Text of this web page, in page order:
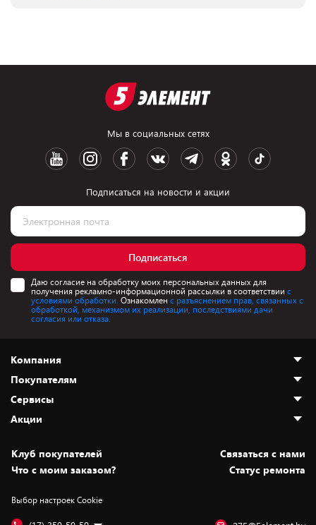
Мы в социальных сетях
Подписаться на новости и акции
Подписаться
Даю согласие на обработку моих персональных данных для
получения рекламно-информационной рассылки в соответствии с
условиями обработки. Ознакомлен с разъяснением прав, связанных с
обработкой, механизмом их реализации, последствиями дачи
согласия или отказа.
Компания
О нас
Адреса магазинов
Новости
Статьи и обзоры
Вакансии
Дай пять добру!
Покупателям
Как сделать заказ
Оплата и доставка
Безналичный расчёт
Обмен и возврат товара
Обработка персональных данных
Сервисы
Установка техники
Для игровых консолей
Для мобильных устройств
Акции
Скидки и промокоды
Белорусские товары
Бонусы
Клуб покупателей
Cвязаться с нами
Что с моим заказом?
Статус ремонта
Выбор настроек Cookie